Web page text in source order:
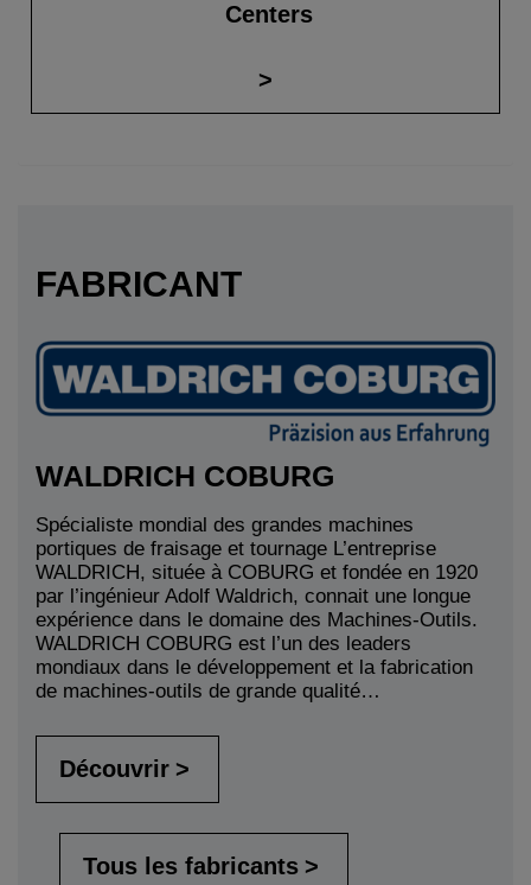
Centers
FABRICANT
WALDRICH COBURG
Spécialiste mondial des grandes machines
portiques de fraisage et tournage L’entreprise
WALDRICH, située à COBURG et fondée en 1920
par l’ingénieur Adolf Waldrich, connait une longue
expérience dans le domaine des Machines-Outils.
WALDRICH COBURG est l’un des leaders
mondiaux dans le développement et la fabrication
de machines-outils de grande qualité…
Découvrir
Tous les fabricants